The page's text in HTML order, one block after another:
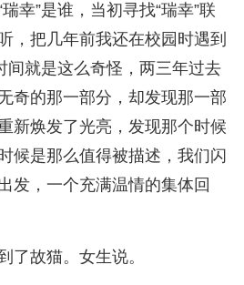
幸”是谁，当初寻找“瑞幸”联
，把几年前我还在校园时遇到
间就是这么奇怪，两三年过去
奇的那一部分，却发现那一部
新焕发了光亮，发现那个时候
候是那么值得被描述，我们闪
发，一个充满温情的集体回
了故猫。女生说。